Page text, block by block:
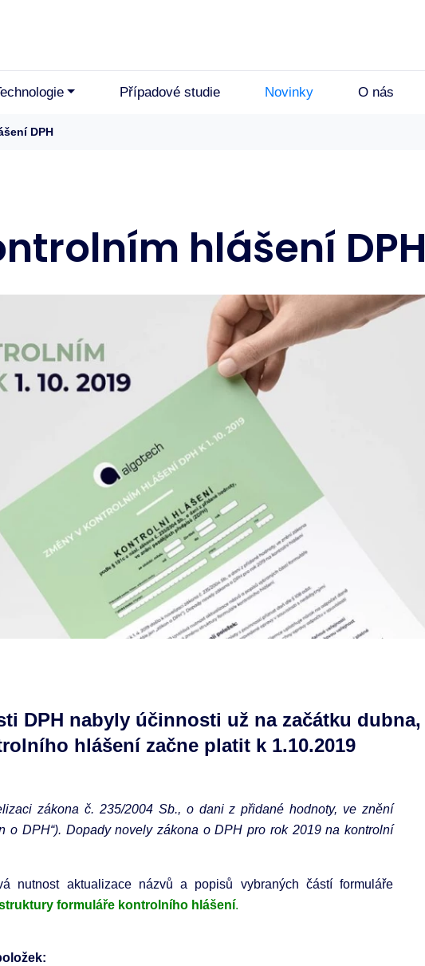
Případové studie Novinky O nás
DPH
hlášení DPH
DPH nabyly účinnosti už na začátku dubna,
hlášení začne platit k 1.10.2019
zákona č. 235/2004 Sb., o dani z přidané hodnoty, ve znění
o DPH“). Dopady novely zákona o DPH pro rok 2019 na kontrolní
nutnost aktualizace názvů a popisů vybraných částí formuláře
formuláře kontrolního hlášení.